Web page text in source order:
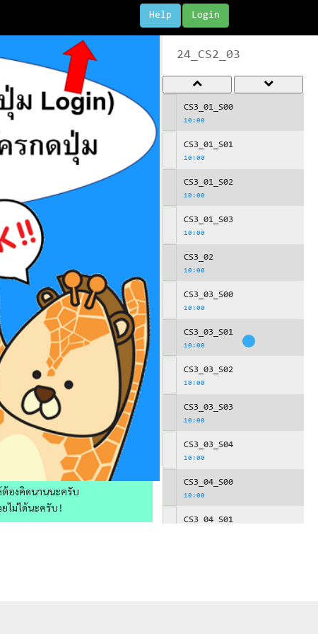
Login
Help
องคิดนานนะครับ
ไม่ได้นะครับ!
24_CS2_03
CS3_01_S00
10:00
CS3_01_S01
10:00
CS3_01_S02
10:00
CS3_01_S03
10:00
CS3_02
10:00
CS3_03_S00
10:00
CS3_03_S01
10:00
CS3_03_S02
10:00
CS3_03_S03
10:00
CS3_03_S04
10:00
CS3_04_S00
10:00
CS3_04_S01